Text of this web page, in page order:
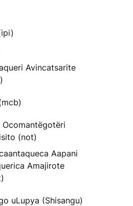
Avincatsarite
(not)
Aapani
Amajirote
uLupya (Shisangu)